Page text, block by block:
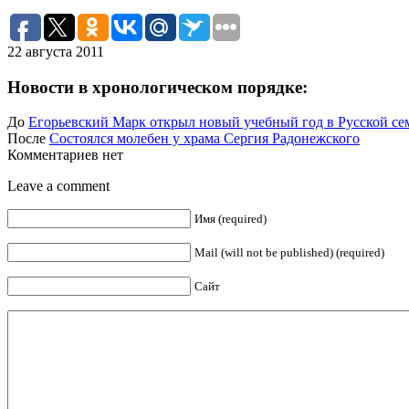
22 августа 2011
Новости в хронологическом порядке:
До Егорьевский Марк открыл новый учебный год в Русской
После Состоялся молебен у храма Сергия Радонежского
Комментариев нет
Leave a comment
Имя (required)
Mail (will not be published) (required)
Сайт